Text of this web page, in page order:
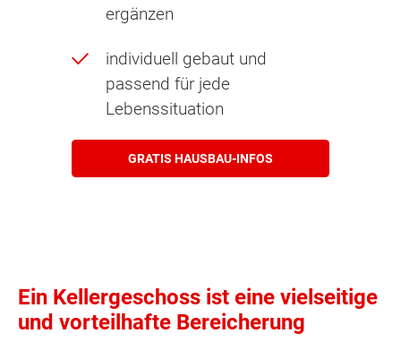
ergänzen
individuell gebaut und
passend für jede
Lebenssituation
GRATIS HAUSBAU-INFOS
Ein Kellergeschoss ist eine vielseitige
und vorteilhafte Bereicherung